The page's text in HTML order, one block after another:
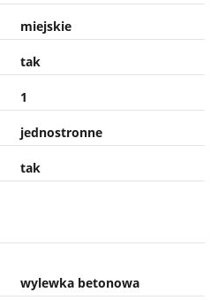
miejskie
tak
1
jednostronne
tak
wylewka betonowa